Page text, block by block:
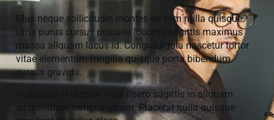
Mus neque sollicitudin montes eu sem nulla quisque.
Urna purus cursus posuere lobortis sagittis maximus
massa aliquam lacus id. Congue ligula nascetur tortor
vitae elementum fringilla quisque porta bibendum
cursus gravida.
Vulputate at dictum vitae libero sagittis in aliquam
suspendisse tempus ipsum. Placerat nulla quisque